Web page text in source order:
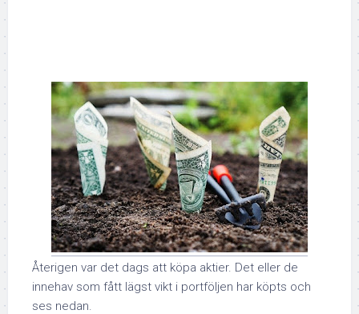
Återigen var det dags att köpa aktier. Det eller de
innehav som fått lägst vikt i portföljen har köpts och
ses nedan.